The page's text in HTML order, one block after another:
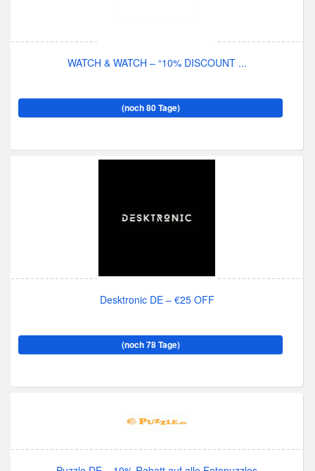
WATCH & WATCH – “10% DISCOUNT ...
(noch 80 Tage)
Desktronic DE – €25 OFF
(noch 78 Tage)